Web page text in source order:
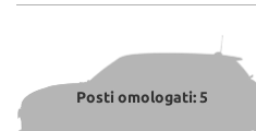
Posti omologati: 5